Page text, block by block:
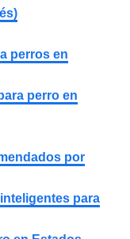
perros en
perro en
por
para